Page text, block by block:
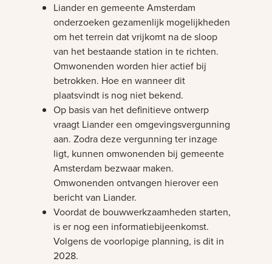
Liander en gemeente Amsterdam
onderzoeken gezamenlijk mogelijkheden
om het terrein dat vrijkomt na de sloop
van het bestaande station in te richten.
Omwonenden worden hier actief bij
betrokken. Hoe en wanneer dit
plaatsvindt is nog niet bekend.
Op basis van het definitieve ontwerp
vraagt Liander een omgevingsvergunning
aan. Zodra deze vergunning ter inzage
ligt, kunnen omwonenden bij gemeente
Amsterdam bezwaar maken.
Omwonenden ontvangen hierover een
bericht van Liander.
Voordat de bouwwerkzaamheden starten,
is er nog een informatiebijeenkomst.
Volgens de voorlopige planning, is dit in
2028.